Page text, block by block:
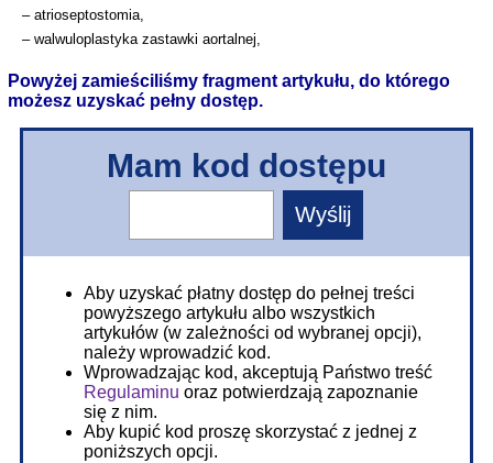
– atrioseptostomia,
– walwuloplastyka zastawki aortalnej,
Powyżej zamieściliśmy fragment artykułu, do którego
możesz uzyskać pełny dostęp.
Mam kod dostępu
Aby uzyskać płatny dostęp do pełnej treści
powyższego artykułu albo wszystkich
artykułów (w zależności od wybranej opcji),
należy wprowadzić kod.
Wprowadzając kod, akceptują Państwo treść
Regulaminu oraz potwierdzają zapoznanie
się z nim.
Aby kupić kod proszę skorzystać z jednej z
poniższych opcji.